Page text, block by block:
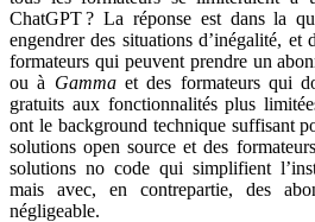
ChatGPT ? La réponse est dans la
engendrer des situations d’inégalité, et
formateurs qui peuvent prendre un
ou à Gammaet des formateurs qui
gratuits aux fonctionnalités plus
ont le background technique suffisant
solutions open source et des
solutions no code qui simplifient
mais avec, en contrepartie, des
négligeable.